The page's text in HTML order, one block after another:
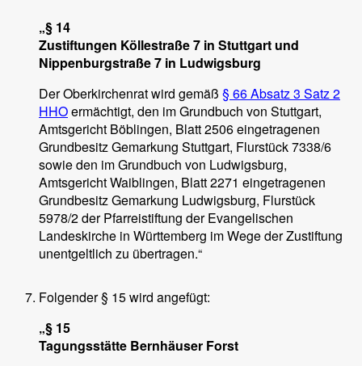
„§ 14
Zustiftungen Köllestraße 7 in Stuttgart und
Nippenburgstraße 7 in Ludwigsburg
Der Oberkirchenrat wird gemäß § 66 Absatz 3 Satz 2
HHOermächtigt, den im Grundbuch von Stuttgart,
Amtsgericht Böblingen, Blatt 2506 eingetragenen
Grundbesitz Gemarkung Stuttgart, Flurstück 7338/6
sowie den im Grundbuch von Ludwigsburg,
Amtsgericht Waiblingen, Blatt 2271 eingetragenen
Grundbesitz Gemarkung Ludwigsburg, Flurstück
5978/2 der Pfarreistiftung der Evangelischen
Landeskirche in Württemberg im Wege der Zustiftung
unentgeltlich zu übertragen.“
Folgender § 15 wird angefügt:
„§ 15
Tagungsstätte Bernhäuser Forst